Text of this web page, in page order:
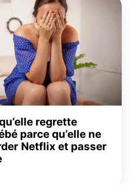
regrette
parce qu’elle ne
Netflix et passer